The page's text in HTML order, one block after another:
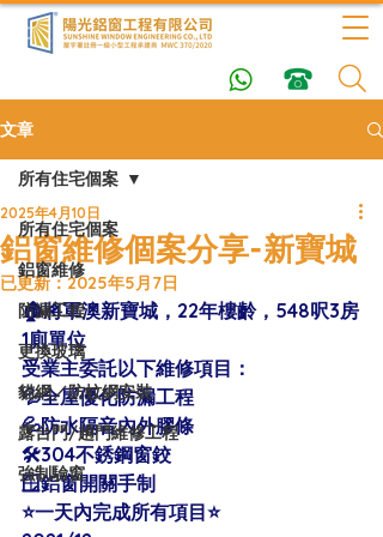
文章
所有住宅個案
鋁窗維修
防漏工程
更換玻璃
貓網／防蚊網安裝
露台門/趟門維修工程
強制驗窗
所有住宅個案
鋁窗維修個案分享-新寶城
2025年4月10日
已更新：2025年5月7日
🏠將軍澳新寶城，22年樓齡，548呎3房
1廁單位
受業主委託以下維修項目：
💦全屋優化防漏工程
💦防水隔音內外膠條
🛠304不銹鋼窗鉸
🪟鋁窗開關手制
⭐️一天內完成所有項目⭐️